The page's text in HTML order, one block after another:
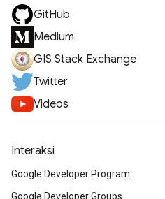
GitHub
Medium
GIS Stack Exchange
Twitter
Videos
Interaksi
Google Developer Program
Google Developer Groups